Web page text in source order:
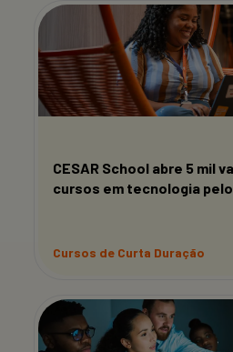
CESAR School abre 5 mil
cursos em tecnologia pelo
Cursos de Curta Duração